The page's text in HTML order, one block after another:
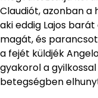
Claudiót, azonban a
aki eddig Lajos
magát, és
a fejét küldjék
gyakorol a
betegségben